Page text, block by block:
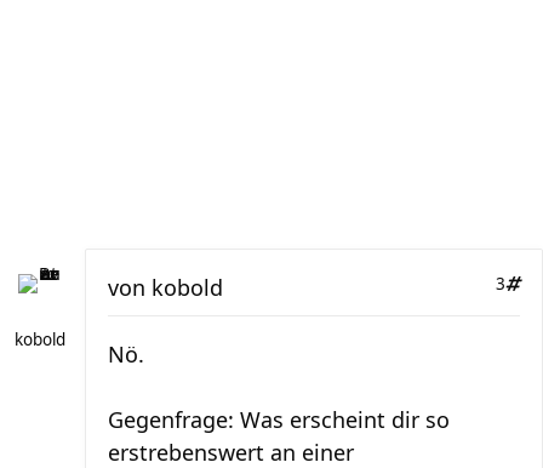
kobold
3
von kobold
Nö.
Gegenfrage: Was erscheint dir so
erstrebenswert an einer